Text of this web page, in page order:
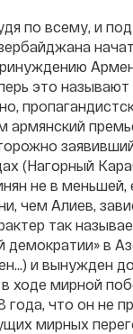
по всему, и
это называют
армянский
(Нагорный
не в меньшей,
чем Алиев,
так
демократии» в
и вынужден
ходе мирной
года, что он не
мирных